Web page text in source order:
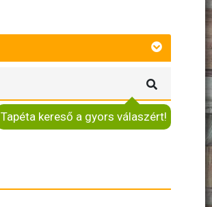
Tapéta kereső a gyors válaszért!